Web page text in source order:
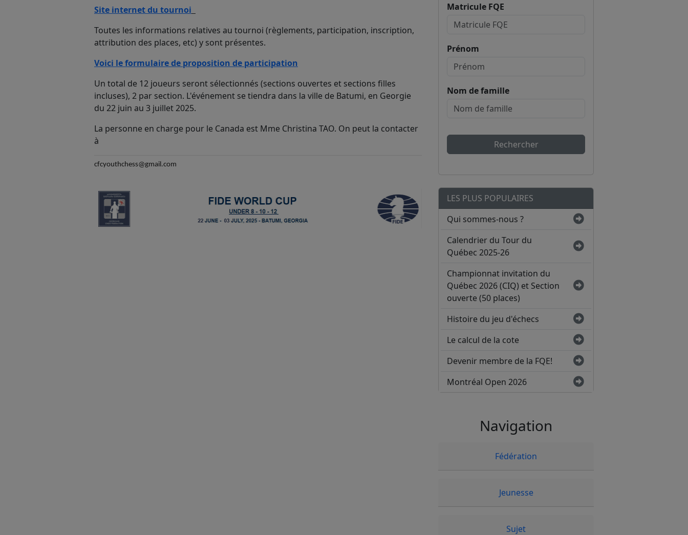
Site internet du tournoi
Toutes les informations relatives au tournoi (règlements, participation, inscription,
attribution des places, etc) y sont présentes.
Voici le formulaire de proposition de participation
Un total de 12 joueurs seront sélectionnés (sections ouvertes et sections filles
incluses), 2 par section. L'événement se tiendra dans la ville de Batumi, en Georgie
du 22 juin au 3 juillet 2025.
La personne en charge pour le Canada est Mme Christina TAO. On peut la contacter
à
cfcyouthchess@gmail.com
Matricule FQE
Prénom
Nom de famille
Rechercher
LES PLUS POPULAIRES
Qui sommes-nous ?
Calendrier du Tour du
Québec 2025-26
Championnat invitation du
Québec 2026 (CIQ) et Section
ouverte (50 places)
Histoire du jeu d'échecs
Le calcul de la cote
Devenir membre de la FQE!
Montréal Open 2026
Navigation
Fédération
Jeunesse
Sujet